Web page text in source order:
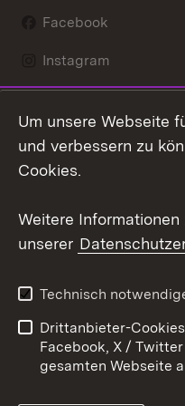
Facebook
Instagram
Mastodon
Youtube
Kontakt
Barrierefreiheit
Impressum
Um unsere Webseite
und verbessern zu
Cookies.
Weitere
unserer
Technisch
Drittanbieter-
Facebook, X /
gesamten Webseite